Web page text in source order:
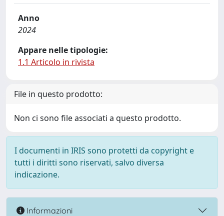
Anno
2024
Appare nelle tipologie:
1.1 Articolo in rivista
File in questo prodotto:
Non ci sono file associati a questo prodotto.
I documenti in IRIS sono protetti da copyright e
tutti i diritti sono riservati, salvo diversa
indicazione.
Informazioni